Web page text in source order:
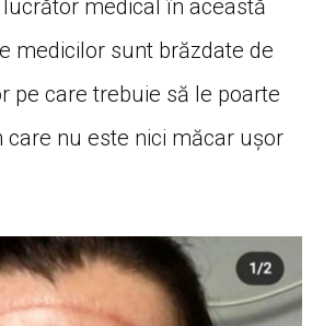
medical în această
medicilor sunt brăzdate de
pe care trebuie să le poarte
care nu este nici măcar ușor